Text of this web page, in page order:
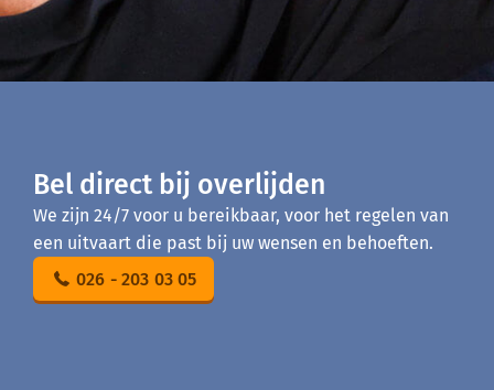
Bel direct bij overlijden
We zijn 24/7 voor u bereikbaar, voor het regelen van
een uitvaart die past bij uw wensen en behoeften.
026 - 203 03 05